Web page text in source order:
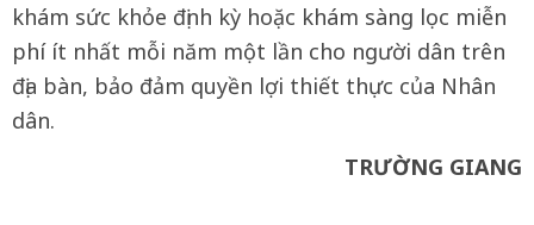
khám sức khỏe định kỳ hoặc khám sàng lọc miễn
phí ít nhất mỗi năm một lần cho người dân trên
địa bàn, bảo đảm quyền lợi thiết thực của Nhân
dân.
TRƯỜNG GIANG